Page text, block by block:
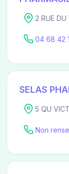
2 RUE DU
04 68 42
SELAS
5 QU
Non